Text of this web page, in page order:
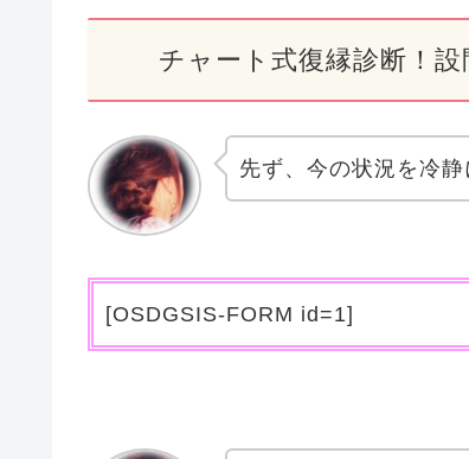
チャート式復縁診断！
先ず、今の状況を冷静
[OSDGSIS-FORM id=1]